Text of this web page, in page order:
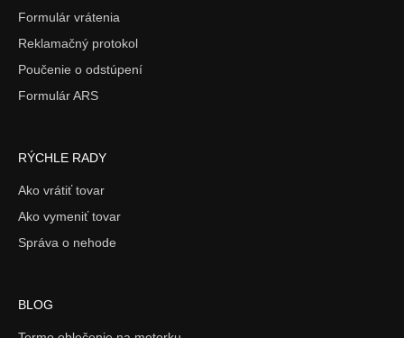
Formulár vrátenia
Reklamačný protokol
Poučenie o odstúpení
Formulár ARS
RÝCHLE RADY
Ako vrátiť tovar
Ako vymeniť tovar
Správa o nehode
BLOG